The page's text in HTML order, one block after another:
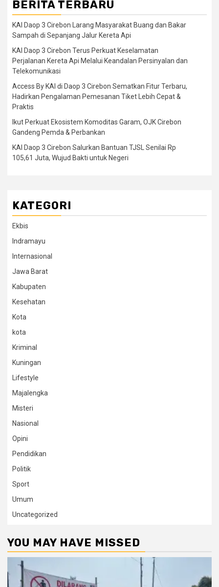
BERITA TERBARU
KAI Daop 3 Cirebon Larang Masyarakat Buang dan Bakar
Sampah di Sepanjang Jalur Kereta Api
KAI Daop 3 Cirebon Terus Perkuat Keselamatan
Perjalanan Kereta Api Melalui Keandalan Persinyalan dan
Telekomunikasi
Access By KAI di Daop 3 Cirebon Sematkan Fitur Terbaru,
Hadirkan Pengalaman Pemesanan Tiket Lebih Cepat &
Praktis
Ikut Perkuat Ekosistem Komoditas Garam, OJK Cirebon
Gandeng Pemda & Perbankan
KAI Daop 3 Cirebon Salurkan Bantuan TJSL Senilai Rp
105,61 Juta, Wujud Bakti untuk Negeri
KATEGORI
Ekbis
Indramayu
Internasional
Jawa Barat
Kabupaten
Kesehatan
Kota
kota
Kriminal
Kuningan
Lifestyle
Majalengka
Misteri
Nasional
Opini
Pendidikan
Politik
Sport
Umum
Uncategorized
YOU MAY HAVE MISSED